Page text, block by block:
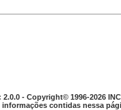
2.0.0 - Copyright© 1996-2026
contidas nessa